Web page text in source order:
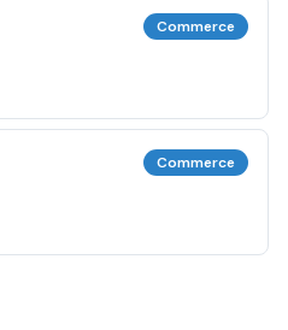
Commerce
Commerce